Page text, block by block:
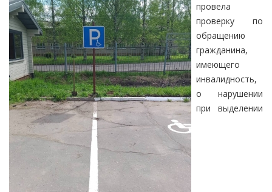
провела
проверку по
обращению
гражданина,
имеющего
инвалидность,
о нарушении
при выделении